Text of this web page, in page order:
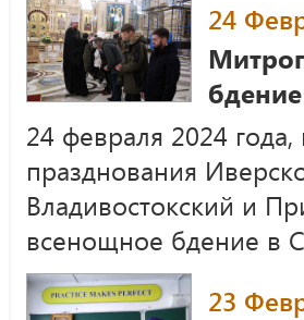
24
24 февраля 2024
празднования
Владивостокский и
всенощное бдение в
23